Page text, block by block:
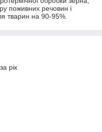
поживних речовин і
тварин на 90-95%.
рік